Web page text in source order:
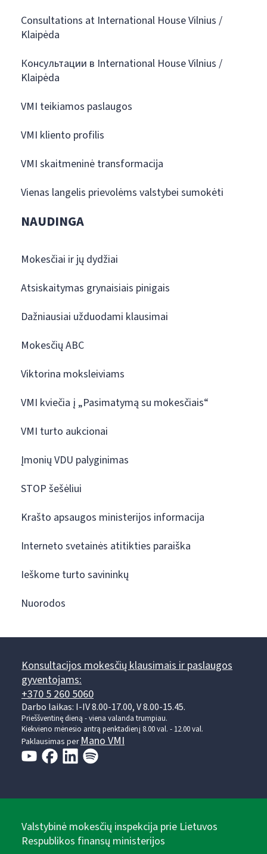
Consultations at International House Vilnius /
Klaipėda
Консультации в International House Vilnius /
Klaipėda
VMI teikiamos paslaugos
VMI kliento profilis
VMI skaitmeninė transformacija
Vienas langelis prievolėms valstybei sumokėti
NAUDINGA
Mokesčiai ir jų dydžiai
Atsiskaitymas grynaisiais pinigais
Dažniausiai užduodami klausimai
Mokesčių ABC
Viktorina moksleiviams
VMI kviečia į „Pasimatymą su mokesčiais“
VMI turto aukcionai
Įmonių VDU palyginimas
STOP šešėliui
Krašto apsaugos ministerijos informacija
Interneto svetainės atitikties paraiška
Ieškome turto savininkų
Nuorodos
Konsultacijos mokesčių klausimais ir paslaugos
gyventojams:
+370 5 260 5060
Darbo laikas: I-IV 8.00-17.00, V 8.00-15.45.
Prieššventinę dieną - viena valanda trumpiau.
Kiekvieno mėnesio antrą penktadienį 8.00 val. - 12.00 val.
Paklausimas perMano VMI
Valstybinė mokesčių inspekcija prie Lietuvos
Respublikos finansų ministerijos